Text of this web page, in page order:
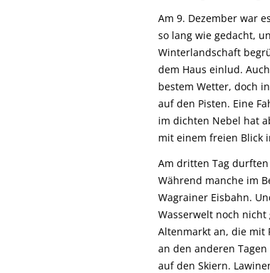
Am 9. Dezember war
so lang wie gedacht,
Winterlandschaft
dem Haus einlud.
bestem Wetter, doch
auf den Pisten. Eine
im dichten Nebel hat
mit einem freien Blick
Am dritten Tag
Während manche im
Wagrainer Eisbahn.
Wasserwelt noch
Altenmarkt an, die mit
an den anderen
auf den Skiern.